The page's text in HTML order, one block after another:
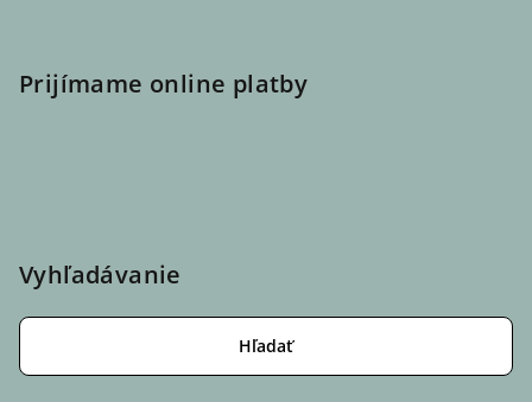
Prijímame online platby
Vyhľadávanie
Hľadať